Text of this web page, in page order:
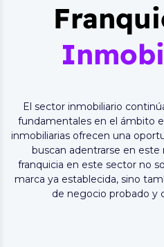
El sector inmobiliario
fundamentales en el ámbito
inmobiliarias ofrecen una
buscan adentrarse en
franquicia en este sector no
marca ya establecida, sino
de negocio probado y